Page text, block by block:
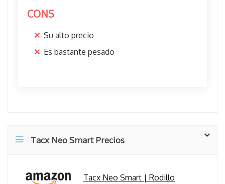
CONS
Su alto precio
Es bastante pesado
Tacx Neo Smart Precios
Tacx Neo Smart | Rodillo